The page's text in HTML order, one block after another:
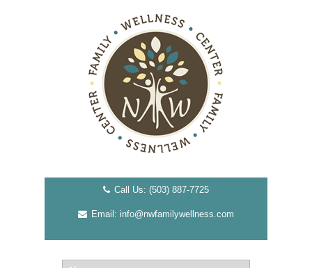
Call Us: (503) 887-7725
Email: info@nwfamilywellness.com